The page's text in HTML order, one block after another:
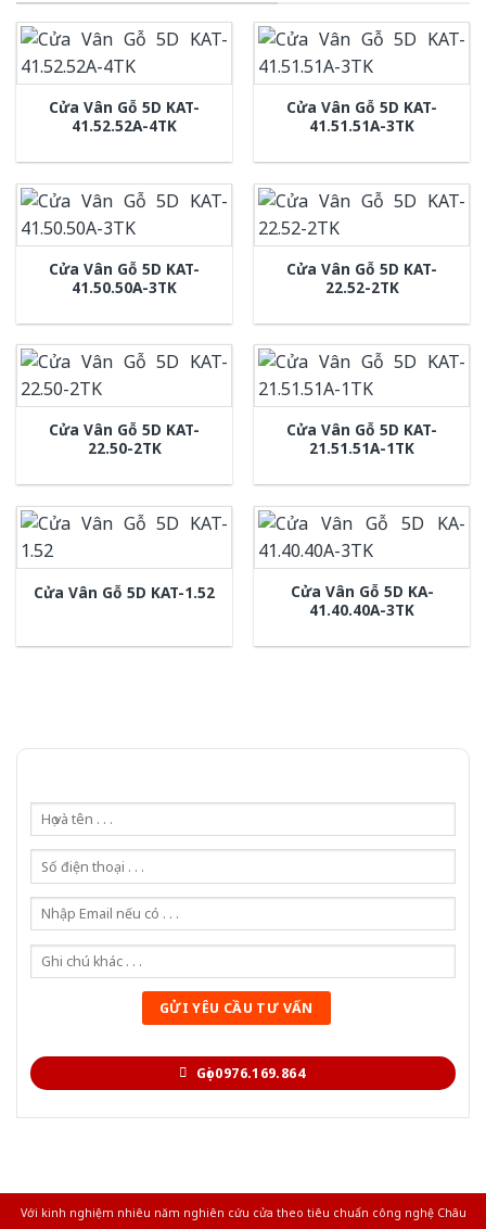
Cửa Vân Gỗ 5D KAT-
41.52.52A-4TK
Cửa Vân Gỗ 5D KAT-
41.51.51A-3TK
Cửa Vân Gỗ 5D KAT-
41.50.50A-3TK
Cửa Vân Gỗ 5D KAT-
22.52-2TK
Cửa Vân Gỗ 5D KAT-
22.50-2TK
Cửa Vân Gỗ 5D KAT-
21.51.51A-1TK
Cửa Vân Gỗ 5D KAT-1.52
Cửa Vân Gỗ 5D KA-
41.40.40A-3TK
Gọi 0976.169.864
Với kinh nghiệm nhiêu năm nghiên cứu cửa theo tiêu chuẩn công nghệ Châu